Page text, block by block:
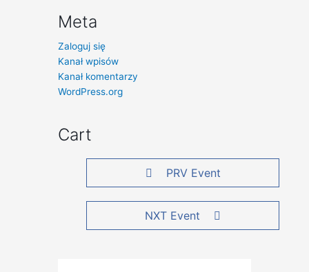
Meta
Zaloguj się
Kanał wpisów
Kanał komentarzy
WordPress.org
Cart
PRV Event
NXT Event